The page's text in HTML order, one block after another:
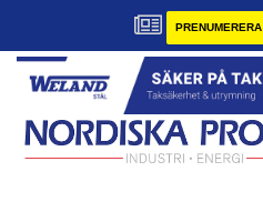
PRENUMERERA